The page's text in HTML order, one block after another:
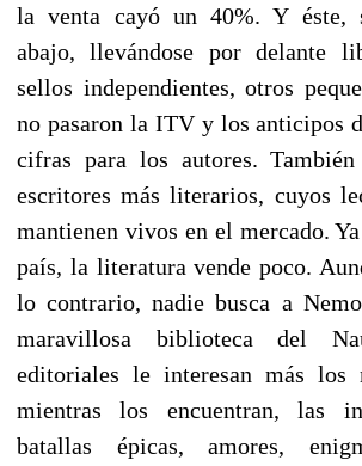
la venta cayó un 40%. Y éste,
abajo, llevándose por delante
sellos independientes, otros
no pasaron la ITV y los anticipos
cifras para los autores.
escritores más literarios, cuyos
mantienen vivos en el mercado.
país, la literatura vende poco.
lo contrario, nadie busca a
maravillosa biblioteca del
editoriales le interesan más los
mientras los encuentran, las
batallas épicas, amores,